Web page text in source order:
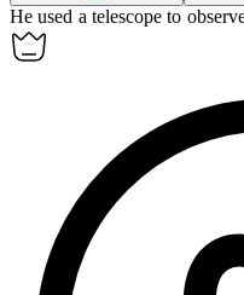
He used a telescope to